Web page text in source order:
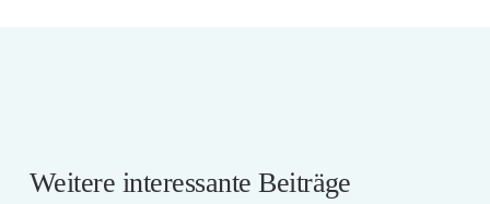
Weitere interessante Beiträge